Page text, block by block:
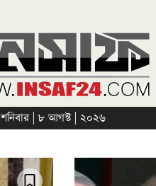
শনিবার | ৮ আগস্ট | ২০২৬